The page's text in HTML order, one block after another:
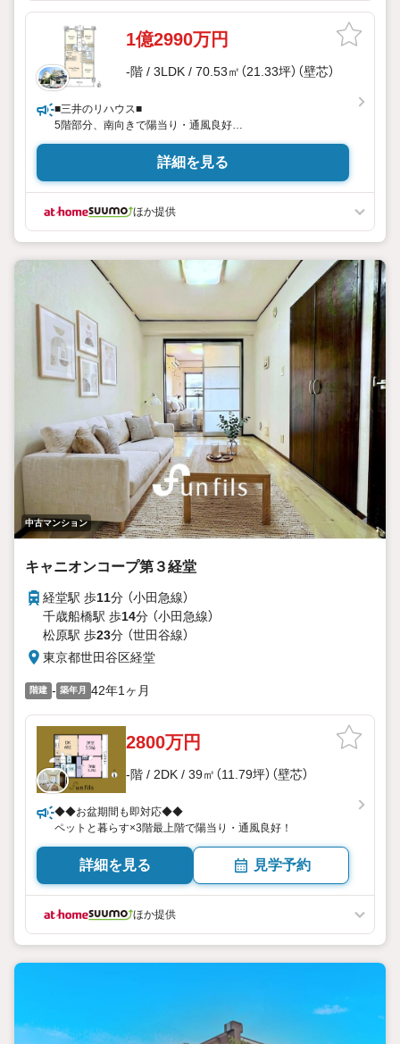
1億2990万円
-階 / 3LDK / 70.53㎡（21.33坪）（壁芯）
■三井のリハウス■
5階部分、南向きで陽当り・通風良好
WIC等の収納有
詳細を見る
ほか提供
中古マンション
キャニオンコープ第３経堂
経堂駅 歩11分 （小田急線）
千歳船橋駅 歩14分 （小田急線）
松原駅 歩23分 （世田谷線）
東京都世田谷区経堂
階建 - 築年月 42年1ヶ月
2800万円
-階 / 2DK / 39㎡（11.79坪）（壁芯）
◆◆お盆期間も即対応◆◆
ペットと暮らす×3階最上階で陽当り・通風良好！
詳細を見る 見学予約
ほか提供